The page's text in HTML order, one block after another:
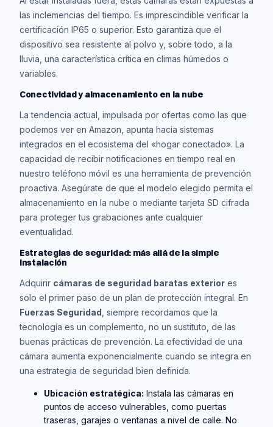
las inclemencias del tiempo. Es imprescindible verificar la
certificación IP65 o superior. Esto garantiza que el
dispositivo sea resistente al polvo y, sobre todo, a la
lluvia, una característica crítica en climas húmedos o
variables.
Conectividad y almacenamiento en la nube
La tendencia actual, impulsada por ofertas como las que
podemos ver en Amazon, apunta hacia sistemas
integrados en el ecosistema del «hogar conectado». La
capacidad de recibir notificaciones en tiempo real en
nuestro teléfono móvil es una herramienta de prevención
proactiva. Asegúrate de que el modelo elegido permita el
almacenamiento en la nube o mediante tarjeta SD cifrada
para proteger tus grabaciones ante cualquier
eventualidad.
Estrategias de seguridad: más allá de la simple
instalación
Adquirir cámaras de seguridad baratas exterior es
solo el primer paso de un plan de protección integral. En
Fuerzas Seguridad , siempre recordamos que la
tecnología es un complemento, no un sustituto, de las
buenas prácticas de prevención. La efectividad de una
cámara aumenta exponencialmente cuando se integra en
una estrategia de seguridad bien definida.
Ubicación estratégica: Instala las cámaras en
puntos de acceso vulnerables, como puertas
traseras, garajes o ventanas a nivel de calle. No